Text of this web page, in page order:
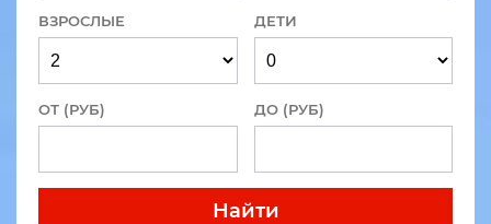
ВЗРОСЛЫЕ ДЕТИ
ОТ (РУБ) ДО (РУБ)
Найти